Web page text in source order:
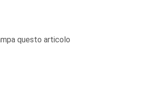
questo articolo